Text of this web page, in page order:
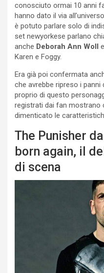
conosciuto ormai 10 anni
hanno dato il via
è potuto parlare solo di
set newyorkese parlano
anche Deborah Ann Woll e
Karen e Foggy.
Era già poi confermata
che avrebbe ripreso i panni
proprio di questo
registrati dai fan mostrano
dimenticato le
The Punisher
born again, il
di scena